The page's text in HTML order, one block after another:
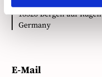
18528 Bergen auf Rügen
Germany
E-Mail